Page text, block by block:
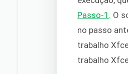
Passo-1 . O
no passo
trabalho
trabalho